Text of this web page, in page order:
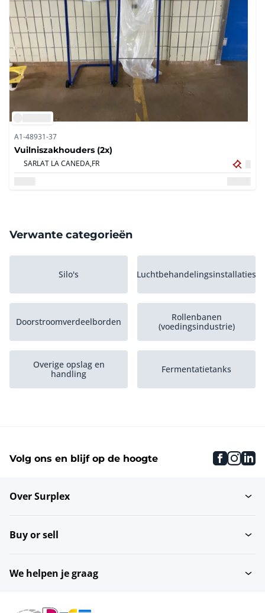
A1-48931-37
Vuilniszakhouders (2x)
SARLAT LA CANEDA,FR
Verwante categorieën
Silo's Luchtbehandelingsinstallaties
Doorstroomverdeelborden
Rollenbanen
(voedingsindustrie)
Overige opslag en
handling
Fermentatietanks
Ventielen Bunkeraanvoerbanden
Schroeftransporteurs...
Volg ons en blijf op de hoogte
Over Surplex
Buy or sell
We helpen je graag